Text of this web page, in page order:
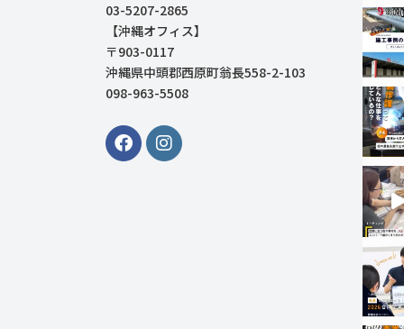
03-5207-2865
【沖縄オフィス】
〒903-0117
沖縄県中頭郡西原町翁長558-2-103
098-963-5508